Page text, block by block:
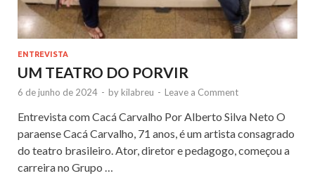
ENTREVISTA
UM TEATRO DO PORVIR
6 de junho de 2024 - by kilabreu - Leave a Comment
Entrevista com Cacá Carvalho Por Alberto Silva Neto O
paraense Cacá Carvalho, 71 anos, é um artista consagrado
do teatro brasileiro. Ator, diretor e pedagogo, começou a
carreira no Grupo …